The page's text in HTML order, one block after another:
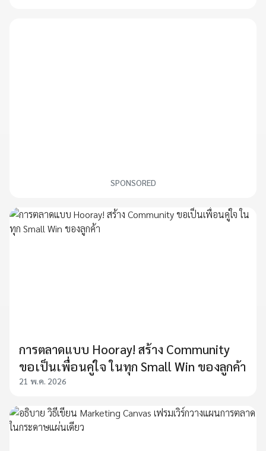
SPONSORED
การตลาดแบบ Hooray! สร้าง Community
ขอเป็นเพื่อนคู่ใจ ในทุก Small Win ของลูกค้า
21 พ.ค. 2026